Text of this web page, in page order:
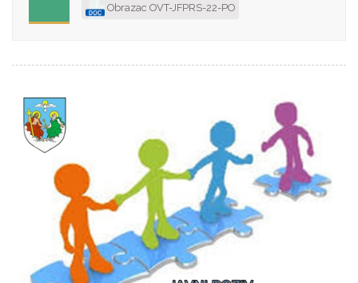
Obrazac OVT-JFPRS-22-PO